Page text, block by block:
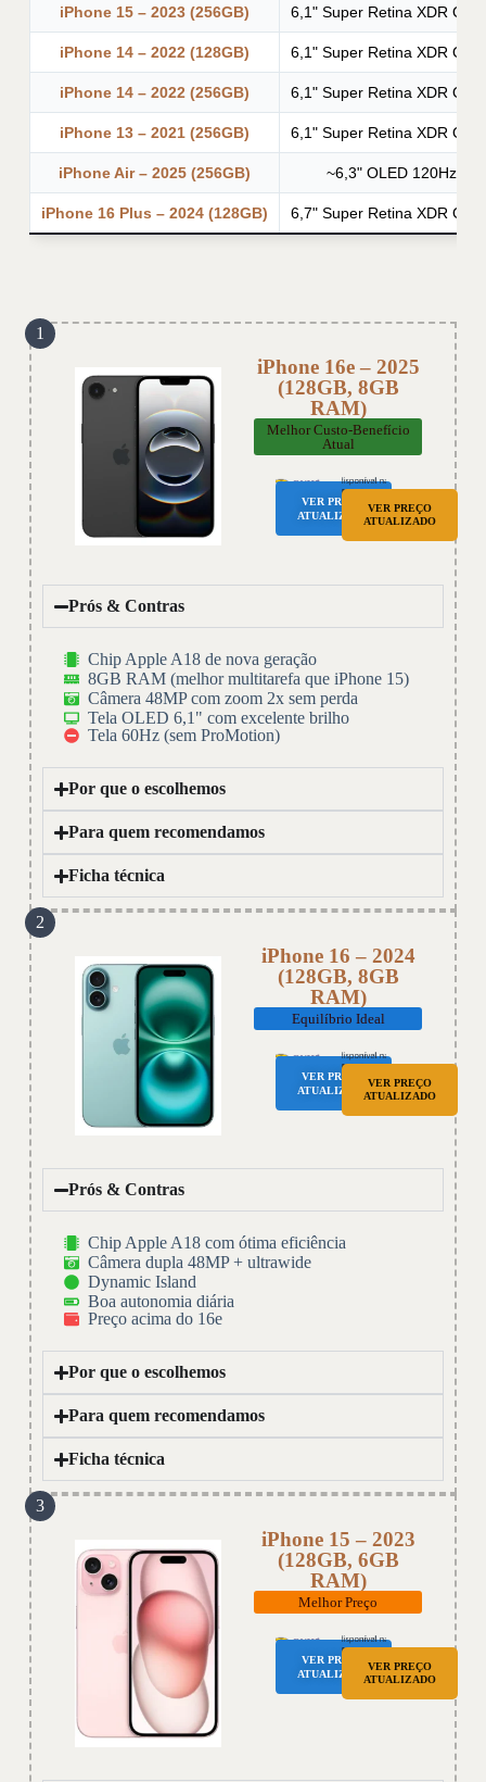
iPhone 15 – 2023 (256GB) 6,1" Super Retina XDR
iPhone 14 – 2022 (128GB) 6,1" Super Retina XDR
iPhone 14 – 2022 (256GB) 6,1" Super Retina XDR
iPhone 13 – 2021 (256GB) 6,1" Super Retina XDR
iPhone Air – 2025 (256GB) ~6,3" OLED 120Hz
iPhone 16 Plus – 2024 (128GB) 6,7" Super Retina XDR
1
iPhone 16e – 2025
(128GB, 8GB
RAM)
Melhor Custo-Benefício
Atual
VER PREÇO
ATUALIZADO
VER PREÇO
ATUALIZADO
Prós & Contras
Chip Apple A18 de nova geração
8GB RAM (melhor multitarefa que iPhone 15)
Câmera 48MP com zoom 2x sem perda
Tela OLED 6,1" com excelente brilho
Tela 60Hz (sem ProMotion)
Por que o escolhemos
Para quem recomendamos
Ficha técnica
2
iPhone 16 – 2024
(128GB, 8GB
RAM)
Equilíbrio Ideal
VER PREÇO
ATUALIZADO
VER PREÇO
ATUALIZADO
Prós & Contras
Chip Apple A18 com ótima eficiência
Câmera dupla 48MP + ultrawide
Dynamic Island
Boa autonomia diária
Preço acima do 16e
Por que o escolhemos
Para quem recomendamos
Ficha técnica
3
iPhone 15 – 2023
(128GB, 6GB
RAM)
Melhor Preço
VER PREÇO
ATUALIZADO
VER PREÇO
ATUALIZADO